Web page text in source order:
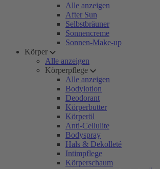
Alle anzeigen
After Sun
Selbstbräuner
Sonnencreme
Sonnen-Make-up
Körper
Alle anzeigen
Körperpflege
Alle anzeigen
Bodylotion
Deodorant
Körperbutter
Körperöl
Anti-Cellulite
Bodyspray
Hals & Dekolleté
Intimpflege
Körperschaum